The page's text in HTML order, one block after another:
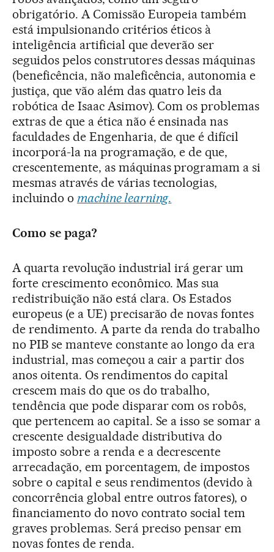
obrigatório. A Comissão Europeia também
está impulsionando critérios éticos à
inteligência artificial que deverão ser
seguidos pelos construtores dessas máquinas
(beneficência, não maleficência, autonomia e
justiça, que vão além das quatro leis da
robótica de Isaac Asimov). Com os problemas
extras de que a ética não é ensinada nas
faculdades de Engenharia, de que é difícil
incorporá-la na programação, e de que,
crescentemente, as máquinas programam a si
mesmas através de várias tecnologias,
incluindo o machine learning.
Como se paga?
A quarta revolução industrial irá gerar um
forte crescimento econômico. Mas sua
redistribuição não está clara. Os Estados
europeus (e a UE) precisarão de novas fontes
de rendimento. A parte da renda do trabalho
no PIB se manteve constante ao longo da era
industrial, mas começou a cair a partir dos
anos oitenta. Os rendimentos do capital
crescem mais do que os do trabalho,
tendência que pode disparar com os robôs,
que pertencem ao capital. Se a isso se somar a
crescente desigualdade distributiva do
imposto sobre a renda e a decrescente
arrecadação, em porcentagem, de impostos
sobre o capital e seus rendimentos (devido à
concorrência global entre outros fatores), o
financiamento do novo contrato social tem
graves problemas. Será preciso pensar em
novas fontes de renda.